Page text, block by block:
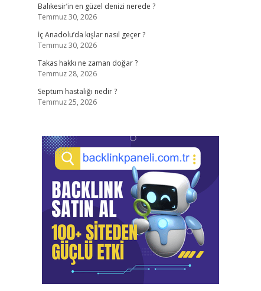
Balıkesir’in en güzel denizi nerede ?
Temmuz 30, 2026
İç Anadolu’da kışlar nasıl geçer ?
Temmuz 30, 2026
Takas hakkı ne zaman doğar ?
Temmuz 28, 2026
Septum hastalığı nedir ?
Temmuz 25, 2026